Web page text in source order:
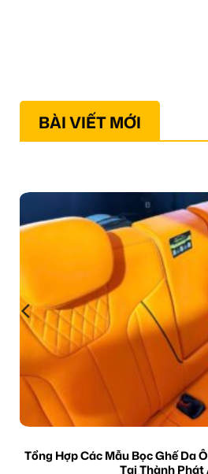
BÀI VIẾT MỚI
Tổng Hợp Các Mẫu Bọc Ghế Da
Tại Thành Phát